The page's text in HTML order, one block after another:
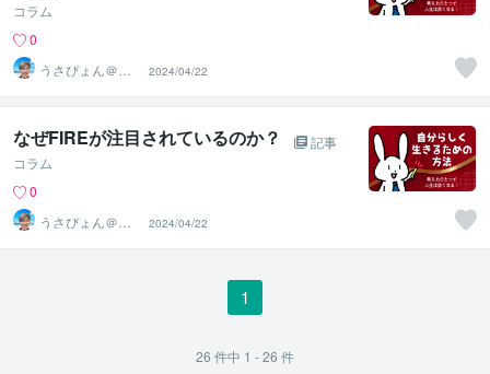
コラム
0
うさぴょん＠癒
し系アラフィフ
心寄り添い人
2024/04/22
なぜFIREが注目されているのか？
記事
コラム
0
うさぴょん＠癒
し系アラフィフ
心寄り添い人
2024/04/22
1
26 件中 1 - 26 件